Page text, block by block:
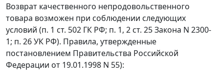
Возврат качественного непродовольственного
товара возможен при соблюдении следующих
условий (п. 1 ст. 502 ГК РФ; п. 1, 2 ст. 25 Закона N 2300-
1; п. 26 УК РФ). Правила, утвержденные
постановлением Правительства Российской
Федерации от 19.01.1998 N 55):